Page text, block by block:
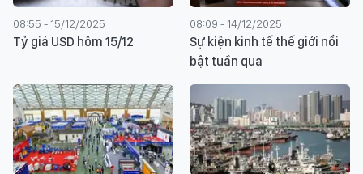
08:55 - 15/12/2025
Tỷ giá USD hôm 15/12
08:09 - 14/12/2025
Sự kiện kinh tế thế giới nổi
bật tuần qua